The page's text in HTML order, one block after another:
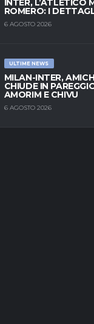
INTER, L’ATLETICO
ROMERO: I
6 AGOSTO 2026
ULTIME NEWS
MILAN-INTER,
CHIUDE IN
AMORIM E CHIVU
6 AGOSTO 2026